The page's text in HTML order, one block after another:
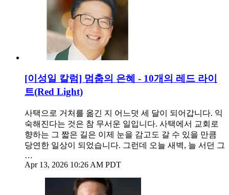
[이성일 칼럼] 멈춤의 은혜 - 10개의 레드 라이
트(Red Light)
사택으로 거처를 옮긴 지 어느덧 세 달이 되어갑니다. 익
숙해진다는 것은 참 무서운 일입니다. 사택에서 교회로
향하는 그 짧은 길은 이제 눈을 감고도 갈 수 있을 만큼
당연한 일상이 되었습니다. 그런데 오늘 새벽, 늘 서던 그
…
Apr 13, 2026 10:26 AM PDT